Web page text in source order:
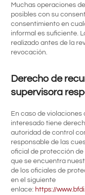
Muchas operaciones
posibles con su
consentimiento en
informal es suficiente.
realizado antes de la
revocación.
Derecho de
supervisora
En caso de violaciones
interesado tiene
autoridad de control
responsable de las
oficial de protección
que se encuentra
de los oficiales de
en el siguiente
enlace: https://